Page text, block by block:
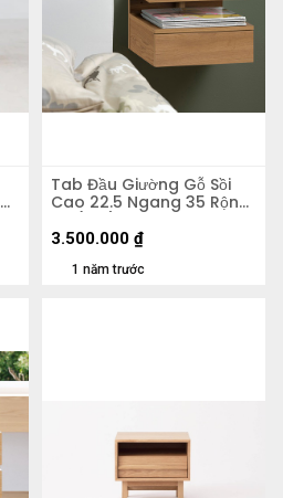
Tab Đầu Giường Gỗ Sồi
Cao 22.5 Ngang 35 Rộng
32 (cm)
1 năm trước
3.500.000 ₫